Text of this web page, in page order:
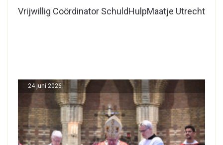
Vrijwillig Coördinator SchuldHulpMaatje Utrecht
24 juni 2026